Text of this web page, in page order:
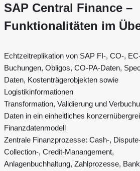
SAP Central Finance –
Funktionalitäten im
Echtzeitreplikation von​ SAP FI-, CO-,
Buchungen, Obligos, ​CO-PA-Daten,
Daten, Kostenträgerobjekten​ sowie
Logistikinformationen
Transformation, Validierung und
Daten in ein einheitliches
Finanzdatenmodell
Zentrale Finanzprozesse: Cash-,
Collection-, Credit-Manangement,
Anlagenbuchhaltung, Zahlprozesse, Bank